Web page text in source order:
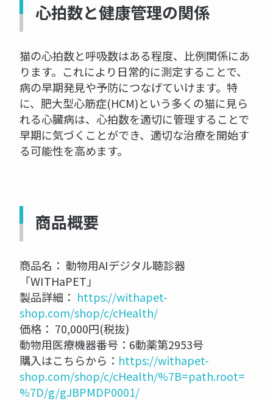
心拍数と健康管理の関係
猫の心拍数と呼吸数はある程度、比例関係にあ
ります。これにより日常的に測定することで、
病の早期発見や予防につなげていけます。特
に、肥大型心筋症(HCM)という多くの猫に見ら
れる心臓病は、心拍数を適切に管理することで
早期に気づくことができ、適切な治療を開始す
る可能性を高めます。
商品概要
商品名： 動物用AIデジタル聴診器
「WITHaPET」
製品詳細： https://withapet-
shop.com/shop/c/cHealth/
価格： 70,000円(税抜)
動物用医療機器番号：6動薬第2953号
購入はこちらから： https://withapet-
shop.com/shop/c/cHealth/%7B=path.root=
%7D/g/gJBPMDP0001/